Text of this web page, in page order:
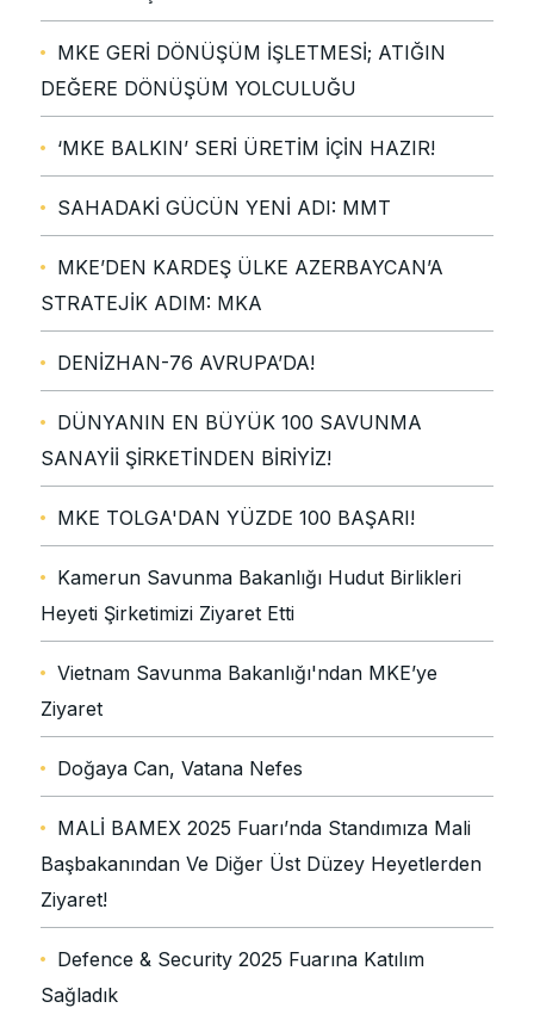
MKE GERİ DÖNÜŞÜM İŞLETMESİ; ATIĞIN
DEĞERE DÖNÜŞÜM YOLCULUĞU
‘MKE BALKIN’ SERİ ÜRETİM İÇİN HAZIR!
SAHADAKİ GÜCÜN YENİ ADI: MMT
MKE’DEN KARDEŞ ÜLKE AZERBAYCAN’A
STRATEJİK ADIM: MKA
DENİZHAN-76 AVRUPA’DA!
DÜNYANIN EN BÜYÜK 100 SAVUNMA
SANAYİİ ŞİRKETİNDEN BİRİYİZ!
MKE TOLGA'DAN YÜZDE 100 BAŞARI!
Kamerun Savunma Bakanlığı Hudut Birlikleri
Heyeti Şirketimizi Ziyaret Etti
Vietnam Savunma Bakanlığı'ndan MKE’ye
Ziyaret
Doğaya Can, Vatana Nefes
MALİ BAMEX 2025 Fuarı’nda Standımıza Mali
Başbakanından Ve Diğer Üst Düzey Heyetlerden
Ziyaret!
Defence & Security 2025 Fuarına Katılım
Sağladık